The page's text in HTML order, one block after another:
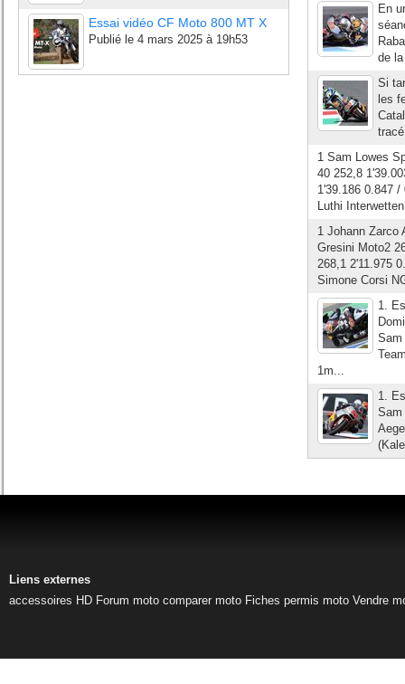
Essai vidéo CF Moto 800 MT X
Publié le 4 mars 2025 à 19h53
En
de
Si
les
1 Sam Lowes
40 252,8
1'39.186 0.847
Luthi
1 Johann Zarco
Gresini Moto2
268,1 2'11.975
Simone Corsi
1.
Sam
1m...
1.
Sam
Liens externes
accessoires HD Forum moto comparer moto Fiches permis moto Vendre